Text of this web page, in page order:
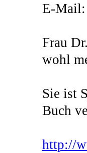
E-Mail:
Frau
wohl
Sie ist
Buch
http://